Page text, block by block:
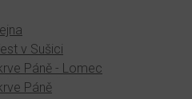
v Sušici
Páně - Lomec
Páně